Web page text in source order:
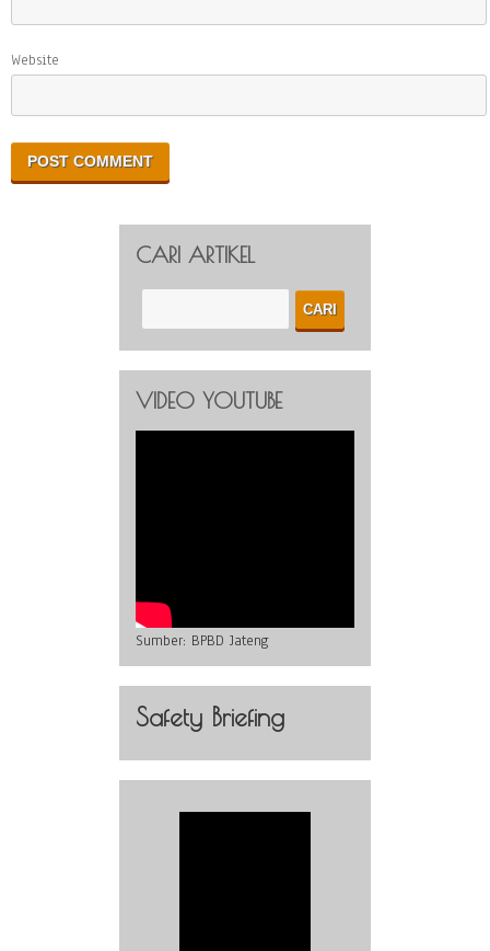
Website
CARI ARTIKEL
VIDEO YOUTUBE
Sumber: BPBD Jateng
Safety Briefing